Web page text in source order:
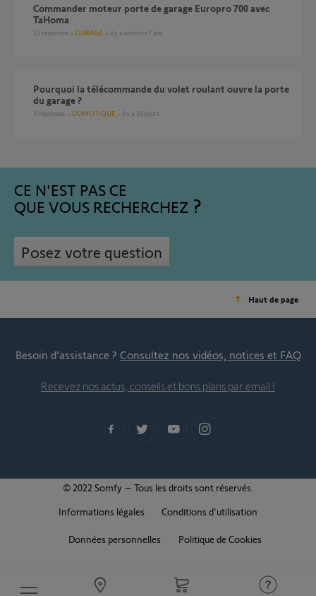
Commander moteur porte de garage Europro 700 avec
TaHoma
22 réponses GARAGE il y a environ 7 ans
pourquoi la télécommande du volet roulant ouvre la porte
du garage ?
3 réponses DOMOTIQUE il y a 18 jours
CE N'EST PAS CE
QUE VOUS RECHERCHEZ
Posez votre question
Haut de page
Besoin d’assistance ? Consultez nos vidéos, notices et FAQ
Recevez nos actus, conseils et bons plans par email !
© 2022 Somfy – Tous les droits sont réservés.
Informations légales
Conditions d'utilisation
Données personnelles Politique de Cookies